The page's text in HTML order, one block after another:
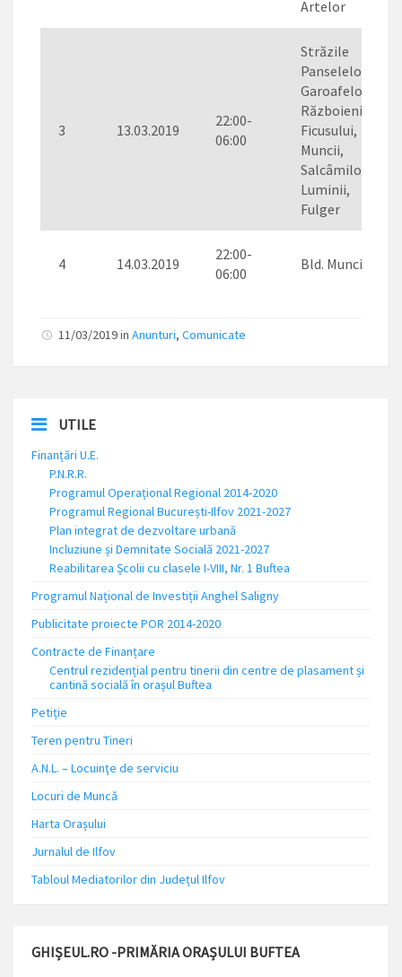
Artelor
3 13.03.2019
22:00-
06:00
Străzile
Panselelor,
Garoafelor,
Războieni,
Ficusului,
Muncii,
Salcâmilor,
Luminii,
Fulger
4 14.03.2019
22:00-
06:00
Bld. Muncii
11/03/2019 in Anunturi, Comunicate
UTILE
Finanțări U.E.
P.N.R.R.
Programul Operațional Regional 2014-2020
Programul Regional București-Ilfov 2021-2027
Plan integrat de dezvoltare urbană
Incluziune și Demnitate Socială 2021-2027
Reabilitarea Școlii cu clasele I-VIII, Nr. 1 Buftea
Programul Național de Investiții Anghel Saligny
Publicitate proiecte POR 2014-2020
Contracte de Finanțare
Centrul rezidențial pentru tinerii din centre de plasament și
cantină socială în orașul Buftea
Petiție
Teren pentru Tineri
A.N.L. – Locuinţe de serviciu
Locuri de Muncă
Harta Orașului
Jurnalul de Ilfov
Tabloul Mediatorilor din Județul Ilfov
GHIȘEUL.RO -PRIMĂRIA ORAȘULUI BUFTEA